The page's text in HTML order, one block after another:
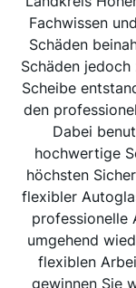
Fachwissen
Schäden
Schäden
Scheibe
den
Dabei
hochwertige
höchsten
flexibler
professionelle
umgehend
flexiblen
gewinnen Sie